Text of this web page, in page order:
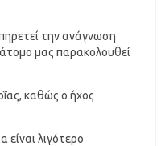
την ανάγνωση
μας παρακολουθεί
καθώς ο ήχος
λιγότερο